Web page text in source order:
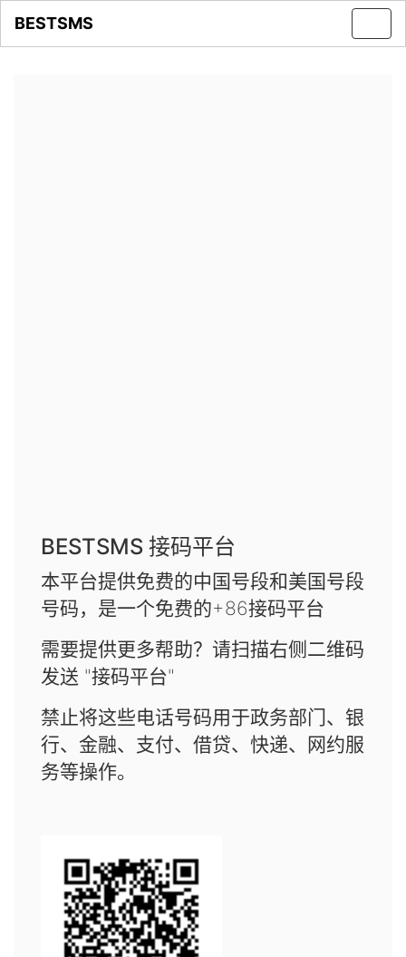
BESTSMS
BESTSMS 接码平台
本平台提供免费的中国号段和美国号段
号码，是一个免费的+86接码平台
需要提供更多帮助？请扫描右侧二维码
发送 "接码平台"
禁止将这些电话号码用于政务部门、银
行、金融、支付、借贷、快递、网约服
务等操作。